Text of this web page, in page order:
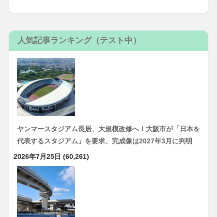
人気記事ランキング（テスト中）
ヤンマースタジアム長居、大規模改修へ！大阪市が「日本を
代表するスタジアム」を要求、完成像は2027年3月に判明
2026年7月25日 (60,261)